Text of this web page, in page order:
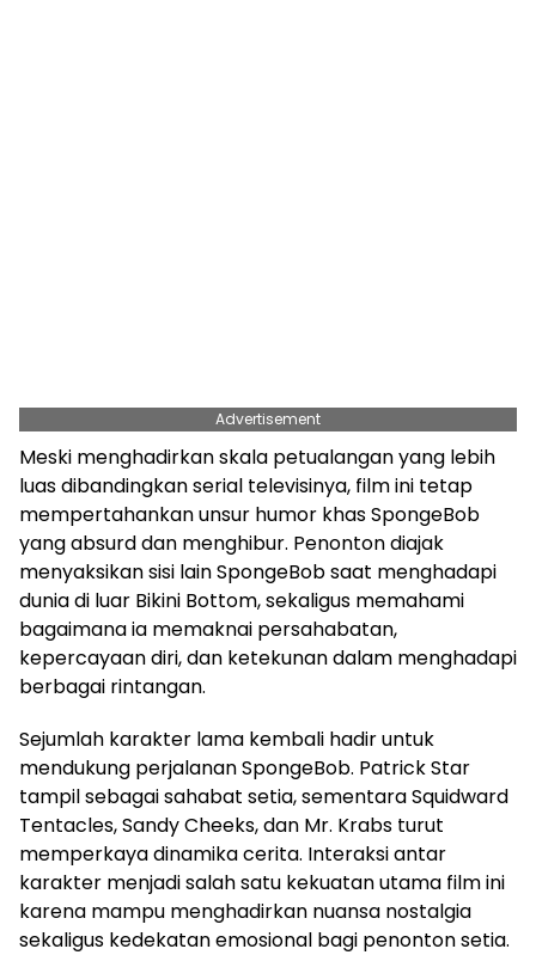
Advertisement
Meski menghadirkan skala petualangan yang lebih
luas dibandingkan serial televisinya, film ini tetap
mempertahankan unsur humor khas SpongeBob
yang absurd dan menghibur. Penonton diajak
menyaksikan sisi lain SpongeBob saat menghadapi
dunia di luar Bikini Bottom, sekaligus memahami
bagaimana ia memaknai persahabatan,
kepercayaan diri, dan ketekunan dalam menghadapi
berbagai rintangan.
Sejumlah karakter lama kembali hadir untuk
mendukung perjalanan SpongeBob. Patrick Star
tampil sebagai sahabat setia, sementara Squidward
Tentacles, Sandy Cheeks, dan Mr. Krabs turut
memperkaya dinamika cerita. Interaksi antar
karakter menjadi salah satu kekuatan utama film ini
karena mampu menghadirkan nuansa nostalgia
sekaligus kedekatan emosional bagi penonton setia.